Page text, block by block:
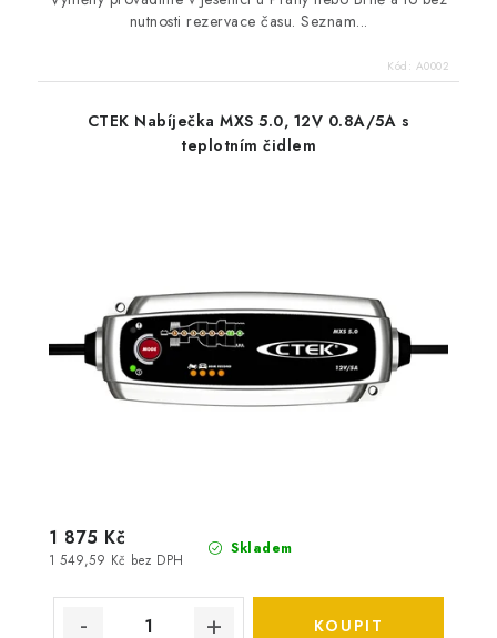
nutnosti rezervace času. Seznam...
Kód: A0002
CTEK Nabíječka MXS 5.0, 12V 0.8A/5A s
teplotním čidlem
Skladem
1 549,59 Kč bez DPH
1 875 Kč